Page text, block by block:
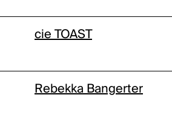
cie TOAST
Rebekka Bangerter